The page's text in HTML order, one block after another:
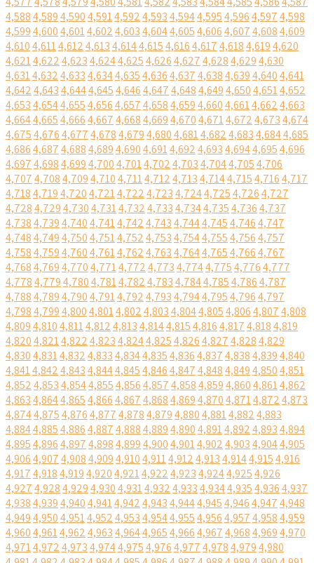
4,5884,5894,5904,5914,5924,5934,5944,5954,5964,5974,598
4,5994,6004,6014,6024,6034,6044,6054,6064,6074,6084,609
4,6104,6114,6124,6134,6144,6154,6164,6174,6184,6194,620
4,6214,6224,6234,6244,6254,6264,6274,6284,6294,630
4,6314,6324,6334,6344,6354,6364,6374,6384,6394,6404,641
4,6424,6434,6444,6454,6464,6474,6484,6494,6504,6514,652
4,6534,6544,6554,6564,6574,6584,6594,6604,6614,6624,663
4,6644,6654,6664,6674,6684,6694,6704,6714,6724,6734,674
4,6754,6764,6774,6784,6794,6804,6814,6824,6834,6844,685
4,6864,6874,6884,6894,6904,6914,6924,6934,6944,6954,696
4,6974,6984,6994,7004,7014,7024,7034,7044,7054,706
4,7074,7084,7094,7104,7114,7124,7134,7144,7154,7164,717
4,7184,7194,7204,7214,7224,7234,7244,7254,7264,727
4,7284,7294,7304,7314,7324,7334,7344,7354,7364,737
4,7384,7394,7404,7414,7424,7434,7444,7454,7464,747
4,7484,7494,7504,7514,7524,7534,7544,7554,7564,757
4,7584,7594,7604,7614,7624,7634,7644,7654,7664,767
4,7684,7694,7704,7714,7724,7734,7744,7754,7764,777
4,7784,7794,7804,7814,7824,7834,7844,7854,7864,787
4,7884,7894,7904,7914,7924,7934,7944,7954,7964,797
4,7984,7994,8004,8014,8024,8034,8044,8054,8064,8074,808
4,8094,8104,8114,8124,8134,8144,8154,8164,8174,8184,819
4,8204,8214,8224,8234,8244,8254,8264,8274,8284,829
4,8304,8314,8324,8334,8344,8354,8364,8374,8384,8394,840
4,8414,8424,8434,8444,8454,8464,8474,8484,8494,8504,851
4,8524,8534,8544,8554,8564,8574,8584,8594,8604,8614,862
4,8634,8644,8654,8664,8674,8684,8694,8704,8714,8724,873
4,8744,8754,8764,8774,8784,8794,8804,8814,8824,883
4,8844,8854,8864,8874,8884,8894,8904,8914,8924,8934,894
4,8954,8964,8974,8984,8994,9004,9014,9024,9034,9044,905
4,9064,9074,9084,9094,9104,9114,9124,9134,9144,9154,916
4,9174,9184,9194,9204,9214,9224,9234,9244,9254,926
4,9274,9284,9294,9304,9314,9324,9334,9344,9354,9364,937
4,9384,9394,9404,9414,9424,9434,9444,9454,9464,9474,948
4,9494,9504,9514,9524,9534,9544,9554,9564,9574,9584,959
4,9604,9614,9624,9634,9644,9654,9664,9674,9684,9694,970
4,9714,9724,9734,9744,9754,9764,9774,9784,9794,980